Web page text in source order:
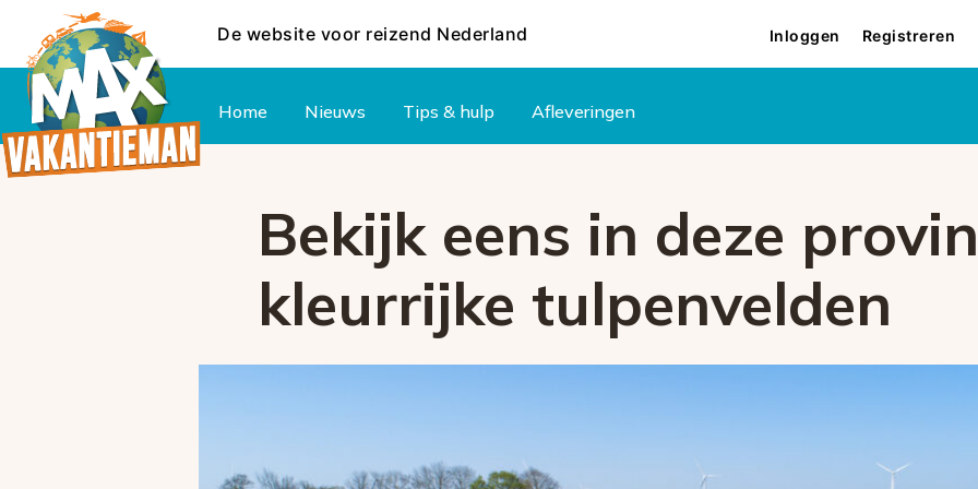
De website voor reizend Nederland Inloggen Registreren
Home Nieuws Tips & hulp Afleveringen
Bekijk eens in deze
kleurrijke tulpenvelden